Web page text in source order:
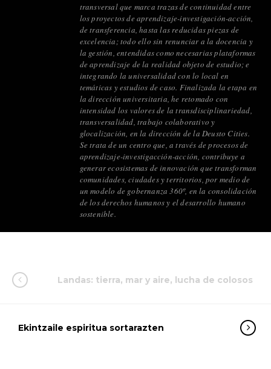
transversal que marca trazas de continuidad entre
los proyectos de aprendizaje-investigación-acción,
de transferencia, hasta las reducidas piezas de
excelencia; todo ello sin renunciar a la docencia y
la gestión, entendidas como necesarias plataformas
de aprendizaje de la realidad objeto de estudio; e
integrando la universalidad con lo local en
temáticas y estudios de caso. Finalizada la etapa en
la dirección universitaria, he retomado con
intensidad los valores de la transdisciplinariedad,
transversalidad, trabajo colaborativo y
glocalización, en la dirección de la Deusto Cities.
Se trata de un centro que, a través de procesos de
aprendizaje-investigacción-acción, contribuye a
generar ecosistemas de innovación que transforman
comunidades, ciudades y territorios, por medio de
un modelo de gobernanza 360º, en la consolidación
de los derechos humanos y el desarrollo humano
sostenible.
Landas: tierra, mar y aire, lucha de colosos
Ekintzaile espiritua sortarazten